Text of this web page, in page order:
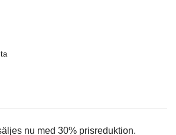
nu med 30% prisreduktion.